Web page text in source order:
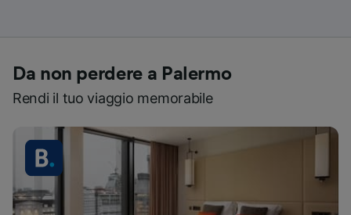
Da non perdere a Palermo
Rendi il tuo viaggio memorabile